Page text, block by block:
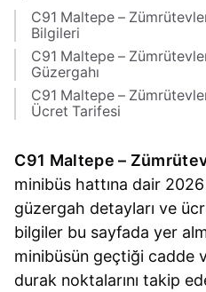
C91 Maltepe –
Bilgileri
C91 Maltepe –
Güzergahı
C91 Maltepe –
Ücret Tarifesi
C91 Maltepe –
minibüs hattına dair
güzergah detayları ve
bilgiler bu sayfada yer
minibüsün geçtiği cadde
durak noktalarını takip